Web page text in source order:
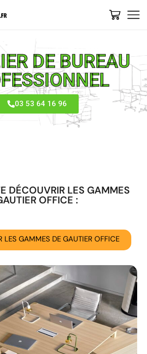
DE BUREAU
03 53 64 16 96
DÉCOUVRIR LES GAMMES
OFFICE :
LES GAMMES DE GAUTIER OFFICE